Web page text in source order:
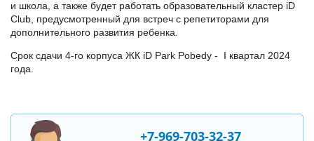
и школа, а также будет работать образовательный кластер iD
Club, предусмотренный для встреч с репетиторами для
дополнительного развития ребенка.
Срок сдачи 4-го корпуса ЖК iD Park Pobedy - I квартал 2024
года.
+7-969-703-32-37